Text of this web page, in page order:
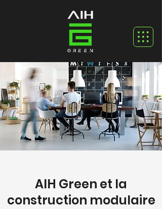
AIH Green et la
construction modulaire